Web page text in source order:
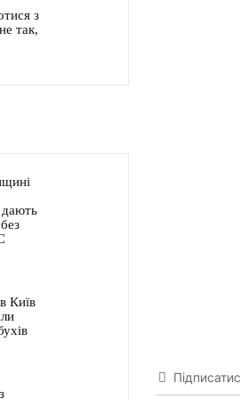
з
так,
дають
Київ